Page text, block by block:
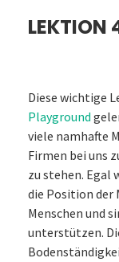
LEKTION
Diese wichtige
Playground
viele namhafte
Firmen bei uns
zu stehen. Egal
die Position der
Menschen und
unterstützen.